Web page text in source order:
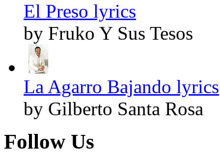
El Preso lyrics
by Fruko Y Sus Tesos
La Agarro Bajando lyrics
by Gilberto Santa Rosa
Follow Us